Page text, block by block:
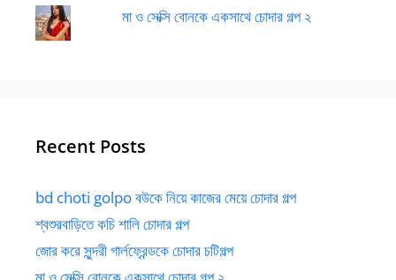
মা ও সেক্সি বোনকে একসাথে চোদার গল্প ২
Recent Posts
bd choti golpo বউকে নিয়ে কাজের মেয়ে চোদার গল্প
শ্বশুরবাড়িতে কচি শালি চোদার গল্প
জোর করে সুন্দরী গার্লফ্রেন্ডকে চোদার চটিগল্প